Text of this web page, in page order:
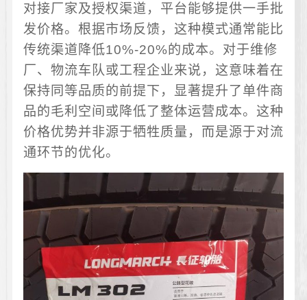
对接厂家及授权渠道，平台能够提供一手批
发价格。根据市场反馈，这种模式通常能比
传统渠道降低10%-20%的成本。对于维修
厂、物流车队或工程企业来说，这意味着在
保持同等品质的前提下，显著提升了单件商
品的毛利空间或降低了整体运营成本。这种
价格优势并非源于牺牲质量，而是源于对流
通环节的优化。